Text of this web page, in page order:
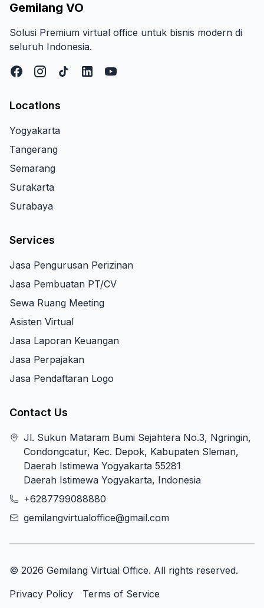
Gemilang VO
Solusi Premium virtual office untuk bisnis modern di
seluruh Indonesia.
Locations
Yogyakarta
Tangerang
Semarang
Surakarta
Surabaya
Services
Jasa Pengurusan Perizinan
Jasa Pembuatan PT/CV
Sewa Ruang Meeting
Asisten Virtual
Jasa Laporan Keuangan
Jasa Perpajakan
Jasa Pendaftaran Logo
Contact Us
Jl. Sukun Mataram Bumi Sejahtera No.3, Ngringin,
Condongcatur, Kec. Depok, Kabupaten Sleman,
Daerah Istimewa Yogyakarta 55281
Daerah Istimewa Yogyakarta, Indonesia
+6287799088880
gemilangvirtualoffice@gmail.com
© 2026 Gemilang Virtual Office. All rights reserved.
Privacy Policy
Terms of Service